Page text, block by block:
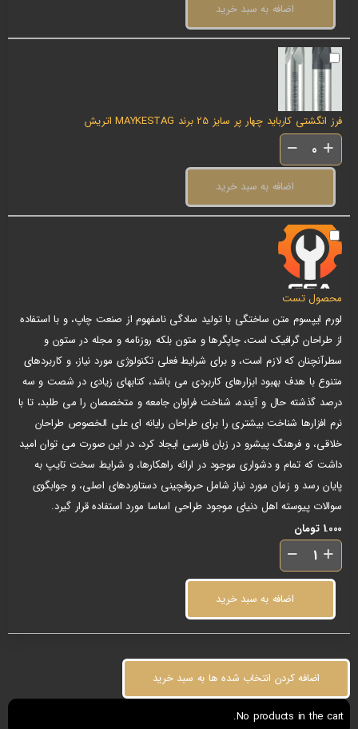
اضافه به سبد خرید
فرز انگشتی کارباید چهار پر سایز 25 برند MAYKESTAG اتریش
اضافه به سبد خرید
محصول تست
لورم ایپسوم متن ساختگی با تولید سادگی نامفهوم از صنعت چاپ، و با استفاده
از طراحان گرافیک است، چاپگرها و متون بلکه روزنامه و مجله در ستون و
سطرآنچنان که لازم است، و برای شرایط فعلی تکنولوژی مورد نیاز، و کاربردهای
متنوع با هدف بهبود ابزارهای کاربردی می باشد، کتابهای زیادی در شصت و سه
درصد گذشته حال و آینده، شناخت فراوان جامعه و متخصصان را می طلبد، تا با
نرم افزارها شناخت بیشتری را برای طراحان رایانه ای علی الخصوص طراحان
خلاقی، و فرهنگ پیشرو در زبان فارسی ایجاد کرد، در این صورت می توان امید
داشت که تمام و دشواری موجود در ارائه راهکارها، و شرایط سخت تایپ به
پایان رسد و زمان مورد نیاز شامل حروفچینی دستاوردهای اصلی، و جوابگوی
سوالات پیوسته اهل دنیای موجود طراحی اساسا مورد استفاده قرار گیرد.
1.000 تومان
اضافه به سبد خرید
اضافه کردن انتخاب شده ها به سبد خرید
No products in the cart.